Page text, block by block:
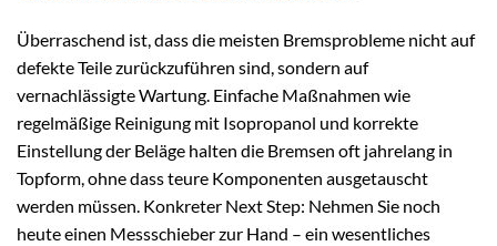
Überraschend ist, dass die meisten Bremsprobleme nicht auf
defekte Teile zurückzuführen sind, sondern auf
vernachlässigte Wartung. Einfache Maßnahmen wie
regelmäßige Reinigung mit Isopropanol und korrekte
Einstellung der Beläge halten die Bremsen oft jahrelang in
Topform, ohne dass teure Komponenten ausgetauscht
werden müssen. Konkreter Next Step: Nehmen Sie noch
heute einen Messschieber zur Hand – ein wesentliches